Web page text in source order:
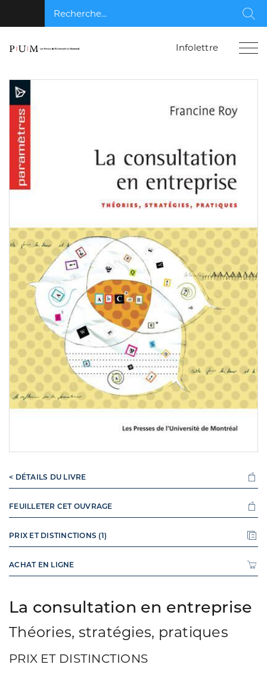
Recherche...
Infolettre
La consultation en entreprise
Théories, stratégies, pratiques
PRIX ET DISTINCTIONS
< DÉTAILS DU LIVRE
FEUILLETER CET OUVRAGE
PRIX ET DISTINCTIONS (1)
ACHAT EN LIGNE